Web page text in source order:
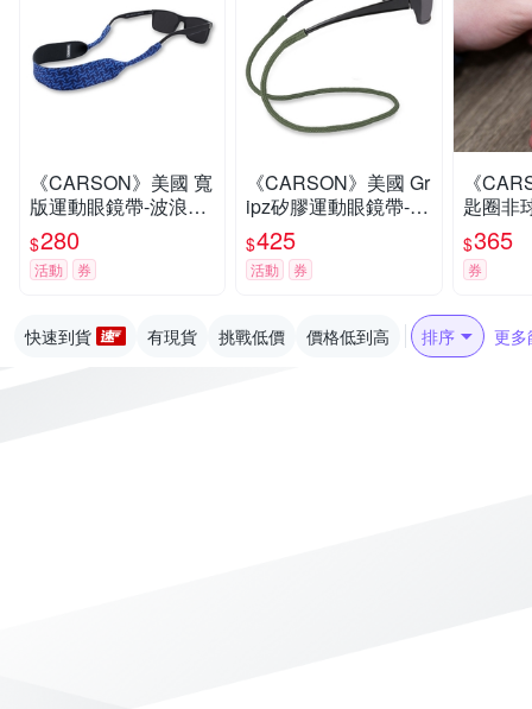
《CARSON》美國 寬
版運動眼鏡帶-波浪藍-
- 眼鏡繩 防掉掛繩 墨
鏡鏈條 防滑帶 慢跑運
動
$280
活動 券
《CARSON》美國 Gr
ipz矽膠運動眼鏡帶-橄
欖綠-- 眼鏡繩 防掉掛
繩 墨鏡鏈條 防滑帶 慢
跑運動
$425
活動 券
《
匙圈非
- 物品
年長長
$365
券
快速到貨 有現貨 挑戰低價 價格低到高 排序 更多